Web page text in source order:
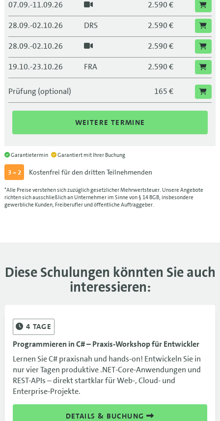
07.09.-11.09.26
2.590 €
28.09.-02.10.26
DRS
2.590 €
28.09.-02.10.26
2.590 €
19.10.-23.10.26
FRA
2.590 €
19.10.-23.10.26
2.590 €
30.11.-04.12.26
2.590 €
14.12.-18.12.26
MUC
2.590 €
14.12.-18.12.26
Prüfung (optional) 165 €
WEITERE TERMINE
Garantietermin Garantiert mit Ihrer Buchung
3 = 2 Kostenfrei für den dritten Teilnehmenden
*Alle Preise verstehen sich zuzüglich gesetzlicher Mehrwertsteuer. Unsere Angebote
richten sich ausschließlich an Unternehmer im Sinne von § 14 BGB, insbesondere
gewerbliche Kunden, Freiberufler und öffentliche Auftraggeber.
Diese Schulungen könnten Sie auch
interessieren:
4 TAGE
Programmieren in C# – Praxis-Workshop für Entwickler
Lernen Sie C# praxisnah und hands-on! Entwickeln Sie in
nur vier Tagen produktive .NET-Core-Anwendungen und
REST-APIs – direkt startklar für Web-, Cloud- und
Enterprise-Projekte.
DETAILS & BUCHUNG